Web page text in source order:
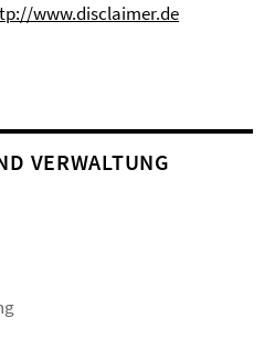
www.disclaimer.de
VERWALTUNG